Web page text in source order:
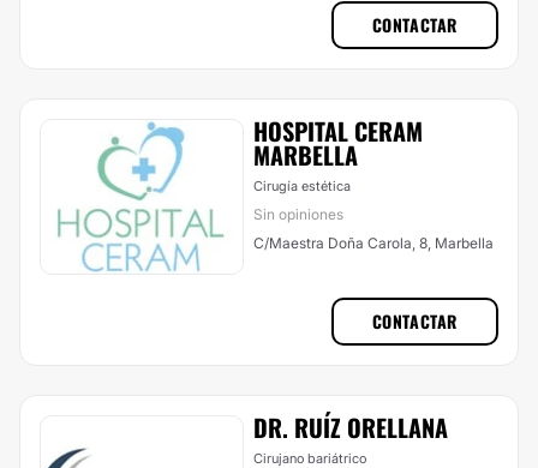
CONTACTAR
HOSPITAL CERAM
MARBELLA
Cirugía estética
Sin opiniones
C/Maestra Doña Carola, 8, Marbella
CONTACTAR
DR. RUÍZ ORELLANA
Cirujano bariátrico